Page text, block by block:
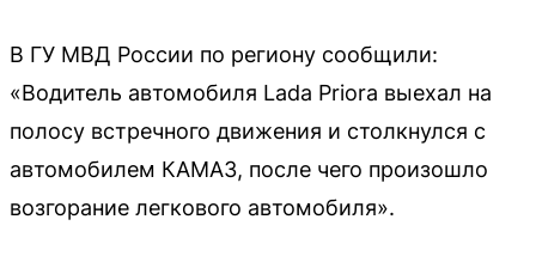
В ГУ МВД России по региону сообщили:
«Водитель автомобиля Lada Priora выехал на
полосу встречного движения и столкнулся с
автомобилем КАМАЗ, после чего произошло
возгорание легкового автомобиля».